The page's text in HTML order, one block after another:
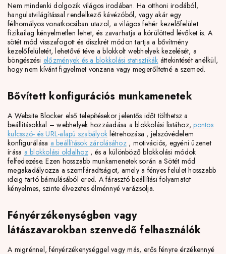
Nem mindenki dolgozik világos irodában. Ha otthoni irodából,
hangulatvilágítással rendelkező kávézóból, vagy akár egy
félhomályos vonatkocsiban utazol, a világos fehér kezelőfelület
fizikailag kényelmetlen lehet, és zavarhatja a körülötted lévőket is. A
sötét mód visszafogott és diszkrét módon tartja a bővítmény
kezelőfelületét, lehetővé téve a blokkolt webhelyek kezelését, a
böngészési előzmények és a blokkolási statisztikák áttekintését anélkül,
hogy nem kívánt figyelmet vonzana vagy megerőltetné a szemed.
Bővített konfigurációs munkamenetek
A Website Blocker első telepítésekor jelentős időt tölthetsz a
beállításokkal – webhelyek hozzáadása a blokkolási listához,pontos
kulcsszó- és URL-alapú szabályok létrehozása , jelszóvédelem
konfigurálása a beállítások zárolásához, motivációs, egyéni üzenet
írása a blokkolási oldalhoz, és a különböző blokkolási módok
felfedezése. Ezen hosszabb munkamenetek során a Sötét mód
megakadályozza a szemfáradtságot, amely a fényes felület hosszabb
ideig tartó bámulásából ered. A fárasztó beállítási folyamatot
kényelmes, szinte élvezetes élménnyé varázsolja.
Fényérzékenységben vagy
látászavarokban szenvedő felhasználók
A migrénnel, fényérzékenységgel vagy más, erős fényre érzékennyé